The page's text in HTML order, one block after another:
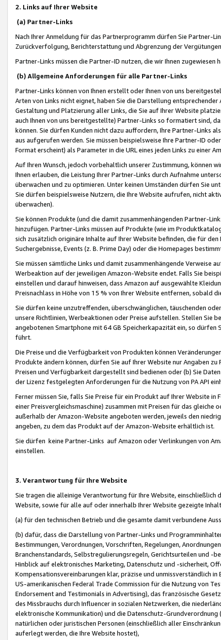
2. Links auf Ihrer Website
(a) Partner-Links
Nach Ihrer Anmeldung für das Partnerprogramm dürfen Sie Partner-
Zurückverfolgung, Berichterstattung und Abgrenzung der
Partner-Links müssen die Partner-ID nutzen, die wir Ihnen zugewiesen
(b) Allgemeine Anforderungen für alle Partner-Links
Partner-Links können von Ihnen erstellt oder Ihnen von uns
Arten von Links nicht eignet, haben Sie die Darstellung
Gestaltung und Platzierung aller Links, die Sie auf Ihrer Website
auch Ihnen von uns bereitgestellte) Partner-Links so formatiert sind,
können. Sie dürfen Kunden nicht dazu auffordern, Ihre Partner-Links
aus aufgerufen werden. Sie müssen beispielsweise Ihre Partner-ID
Format erscheint) als Parameter in die URL eines jeden Links zu einer
Auf Ihren Wunsch, jedoch vorbehaltlich unserer Zustimmung, können
Ihnen erlauben, die Leistung Ihrer Partner-Links durch Aufnahme
überwachen und zu optimieren. Unter keinen Umständen dürfen Sie
Sie dürfen beispielsweise Nutzern, die Ihre Website aufrufen, nicht
überwachen).
Sie können Produkte (und die damit zusammenhängenden Partner-
hinzufügen. Partner-Links müssen auf Produkte (wie im
sich zusätzlich originäre Inhalte auf Ihrer Website befinden, die für
Suchergebnisse, Events (z. B. Prime Day) oder die Homepages
Sie müssen sämtliche Links und damit zusammenhängende
Werbeaktion auf der jeweiligen Amazon-Website endet. Falls Sie
einstellen und darauf hinweisen, dass Amazon auf ausgewählte
Preisnachlass in Höhe von 15 % von Ihrer Website entfernen, sobald
Sie dürfen keine unzutreffenden, überschwänglichen, täuschenden
unsere Richtlinien, Werbeaktionen oder Preise aufstellen. Stellen Sie
angebotenen Smartphone mit 64 GB Speicherkapazität ein, so dürfen
führt.
Die Preise und die Verfügbarkeit von Produkten können
Produkte ändern können, dürfen Sie auf Ihrer Website nur Angaben
Preisen und Verfügbarkeit dargestellt sind bedienen oder (b) Sie
der Lizenz festgelegten Anforderungen für die Nutzung von PA API
Ferner müssen Sie, falls Sie Preise für ein Produkt auf Ihrer Website
einer Preisvergleichsmaschine) zusammen mit Preisen für das
außerhalb der Amazon-Website angeboten werden, jeweils den
angeben, zu dem das Produkt auf der Amazon-Website erhältlich ist.
Sie dürfen keine Partner-Links auf Amazon oder Verlinkungen von
einstellen.
3. Verantwortung für Ihre Website
Sie tragen die alleinige Verantwortung für Ihre Website,
Website, sowie für alle auf oder innerhalb Ihrer Website gezeigte
(a) für den technischen Betrieb und die gesamte damit verbundene
(b) dafür, dass die Darstellung von Partner-Links und
Bestimmungen, Verordnungen, Vorschriften, Regelungen,
Branchenstandards, Selbstregulierungsregeln, Gerichtsurteilen und -
Hinblick auf elektronisches Marketing, Datenschutz und -sicherheit,
Kompensationsvereinbarungen klar, präzise und unmissverständlich
US-amerikanischen Federal Trade Commission für die Nutzung von
Endorsement and Testimonials in Advertising), das französische
des Missbrauchs durch Influencer in sozialen Netzwerken, die
elektronische Kommunikation) und die Datenschutz-
natürlichen oder juristischen Personen (einschließlich aller
auferlegt werden, die Ihre Website hostet),